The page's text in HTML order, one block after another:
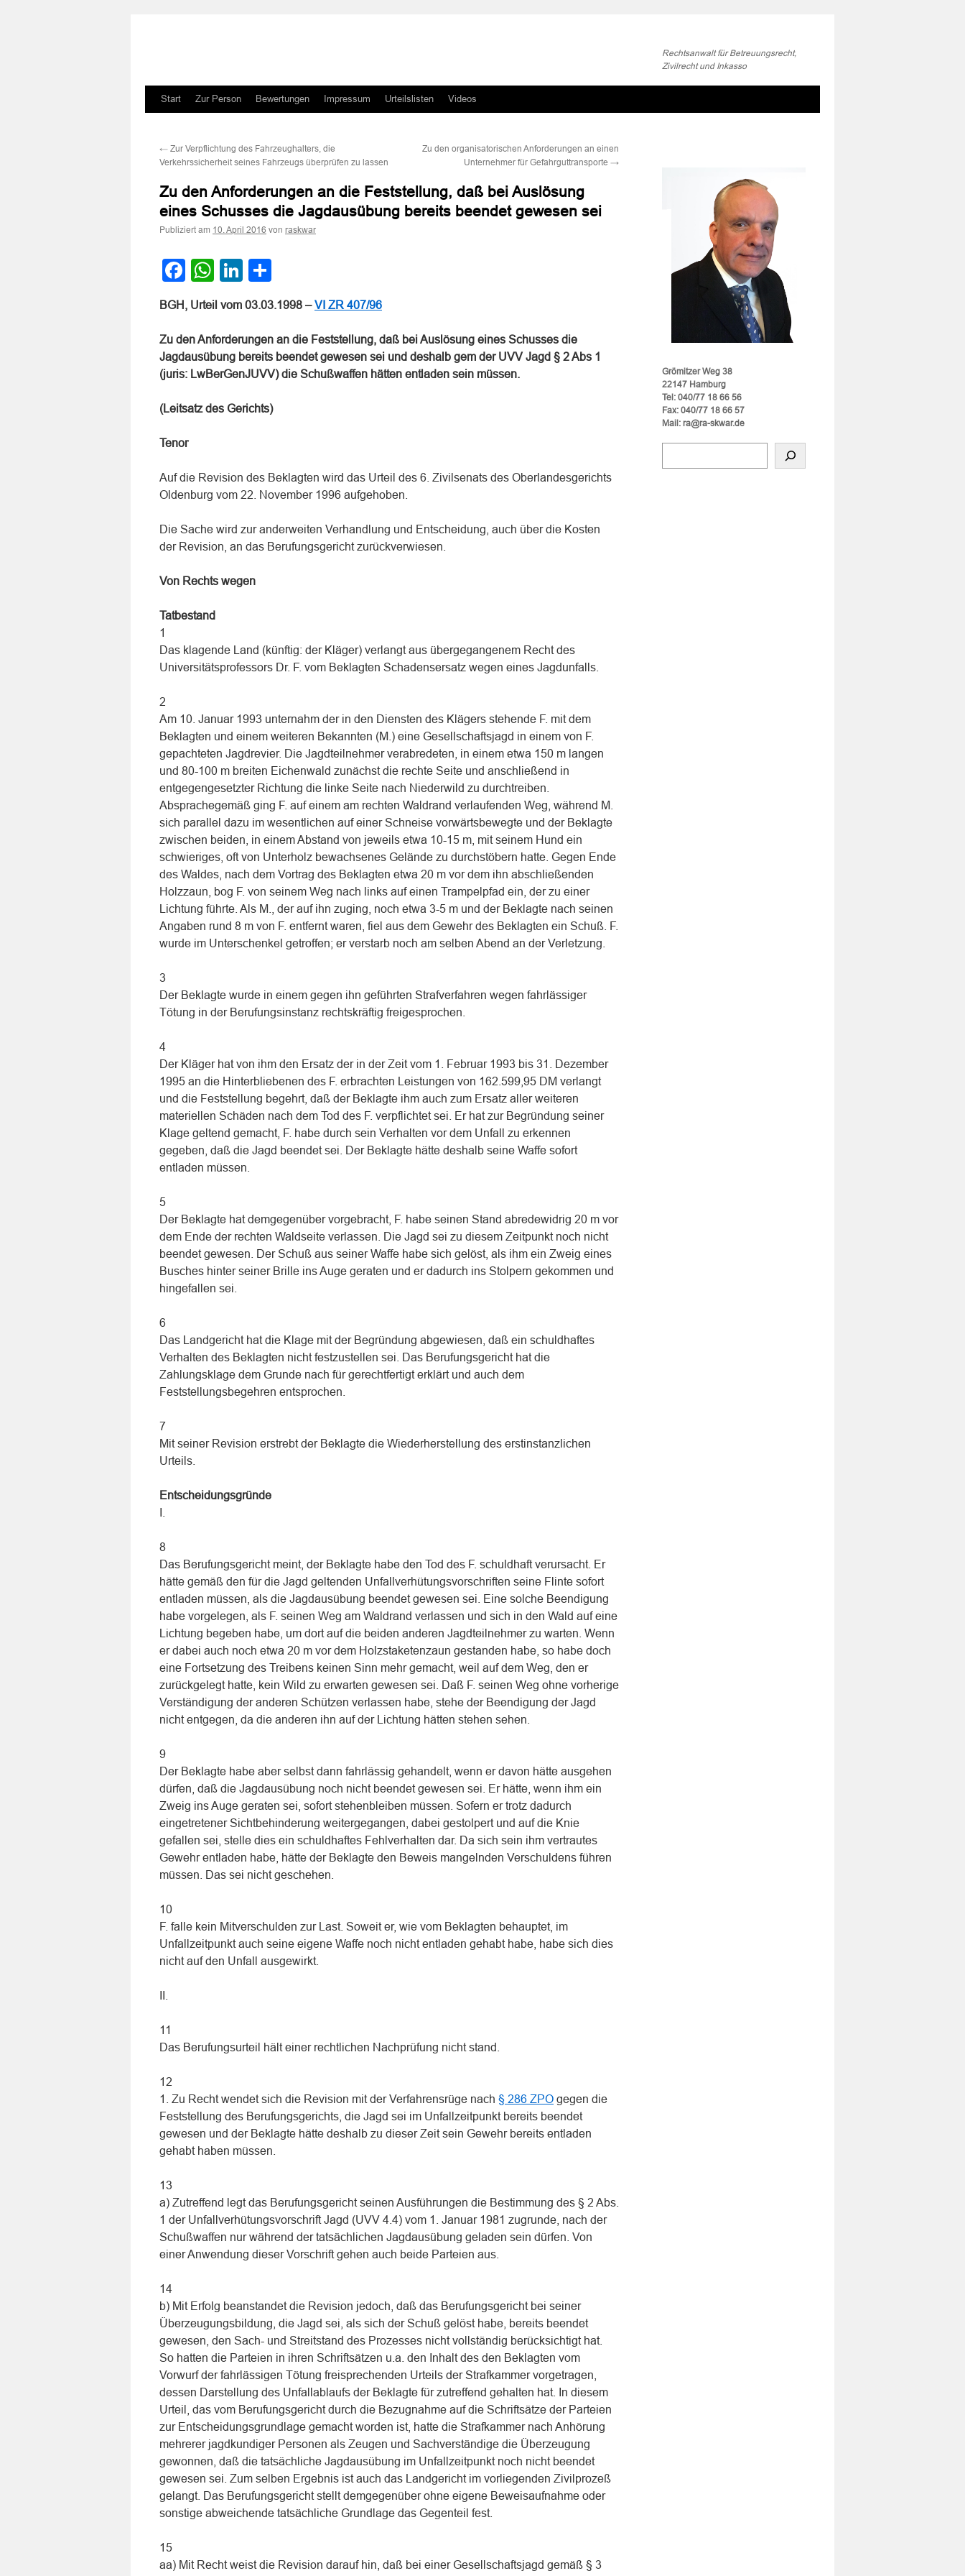
Rechtsanwalt für Betreuungsrecht,
Zivilrecht und Inkasso
Zum
springen
Start Zur Person Bewertungen Impressum Urteilslisten Videos
← Zur Verpflichtung des Fahrzeughalters, die
Verkehrssicherheit seines Fahrzeugs überprüfen zu lassen
Zu den organisatorischen Anforderungen an einen
Unternehmer für Gefahrguttransporte →
Zu den Anforderungen an die Feststellung, daß bei Auslösung
eines Schusses die Jagdausübung bereits beendet gewesen sei
Publiziert am 10. April 2016 von raskwar
Facebook
WhatsApp
LinkedIn
BGH, Urteil vom 03.03.1998 –VI ZR 407/96
Zu den Anforderungen an die Feststellung, daß bei Auslösung eines Schusses die
Jagdausübung bereits beendet gewesen sei und deshalb gem der UVV Jagd § 2 Abs 1
(juris: LwBerGenJUVV) die Schußwaffen hätten entladen sein müssen.
(Leitsatz des Gerichts)
Tenor
Auf die Revision des Beklagten wird das Urteil des 6. Zivilsenats des Oberlandesgerichts
Oldenburg vom 22. November 1996 aufgehoben.
Die Sache wird zur anderweiten Verhandlung und Entscheidung, auch über die Kosten
der Revision, an das Berufungsgericht zurückverwiesen.
Von Rechts wegen
Tatbestand
1
Das klagende Land (künftig: der Kläger) verlangt aus übergegangenem Recht des
Universitätsprofessors Dr. F. vom Beklagten Schadensersatz wegen eines Jagdunfalls.
2
Am 10. Januar 1993 unternahm der in den Diensten des Klägers stehende F. mit dem
Beklagten und einem weiteren Bekannten (M.) eine Gesellschaftsjagd in einem von F.
gepachteten Jagdrevier. Die Jagdteilnehmer verabredeten, in einem etwa 150 m langen
und 80-100 m breiten Eichenwald zunächst die rechte Seite und anschließend in
entgegengesetzter Richtung die linke Seite nach Niederwild zu durchtreiben.
Absprachegemäß ging F. auf einem am rechten Waldrand verlaufenden Weg, während M.
sich parallel dazu im wesentlichen auf einer Schneise vorwärtsbewegte und der Beklagte
zwischen beiden, in einem Abstand von jeweils etwa 10-15 m, mit seinem Hund ein
schwieriges, oft von Unterholz bewachsenes Gelände zu durchstöbern hatte. Gegen Ende
des Waldes, nach dem Vortrag des Beklagten etwa 20 m vor dem ihn abschließenden
Holzzaun, bog F. von seinem Weg nach links auf einen Trampelpfad ein, der zu einer
Lichtung führte. Als M., der auf ihn zuging, noch etwa 3-5 m und der Beklagte nach seinen
Angaben rund 8 m von F. entfernt waren, fiel aus dem Gewehr des Beklagten ein Schuß. F.
wurde im Unterschenkel getroffen; er verstarb noch am selben Abend an der Verletzung.
3
Der Beklagte wurde in einem gegen ihn geführten Strafverfahren wegen fahrlässiger
Tötung in der Berufungsinstanz rechtskräftig freigesprochen.
4
Der Kläger hat von ihm den Ersatz der in der Zeit vom 1. Februar 1993 bis 31. Dezember
1995 an die Hinterbliebenen des F. erbrachten Leistungen von 162.599,95 DM verlangt
und die Feststellung begehrt, daß der Beklagte ihm auch zum Ersatz aller weiteren
materiellen Schäden nach dem Tod des F. verpflichtet sei. Er hat zur Begründung seiner
Klage geltend gemacht, F. habe durch sein Verhalten vor dem Unfall zu erkennen
gegeben, daß die Jagd beendet sei. Der Beklagte hätte deshalb seine Waffe sofort
entladen müssen.
5
Der Beklagte hat demgegenüber vorgebracht, F. habe seinen Stand abredewidrig 20 m vor
dem Ende der rechten Waldseite verlassen. Die Jagd sei zu diesem Zeitpunkt noch nicht
beendet gewesen. Der Schuß aus seiner Waffe habe sich gelöst, als ihm ein Zweig eines
Busches hinter seiner Brille ins Auge geraten und er dadurch ins Stolpern gekommen und
hingefallen sei.
6
Das Landgericht hat die Klage mit der Begründung abgewiesen, daß ein schuldhaftes
Verhalten des Beklagten nicht festzustellen sei. Das Berufungsgericht hat die
Zahlungsklage dem Grunde nach für gerechtfertigt erklärt und auch dem
Feststellungsbegehren entsprochen.
7
Mit seiner Revision erstrebt der Beklagte die Wiederherstellung des erstinstanzlichen
Urteils.
Entscheidungsgründe
8
Das Berufungsgericht meint, der Beklagte habe den Tod des F. schuldhaft verursacht. Er
hätte gemäß den für die Jagd geltenden Unfallverhütungsvorschriften seine Flinte sofort
entladen müssen, als die Jagdausübung beendet gewesen sei. Eine solche Beendigung
habe vorgelegen, als F. seinen Weg am Waldrand verlassen und sich in den Wald auf eine
Lichtung begeben habe, um dort auf die beiden anderen Jagdteilnehmer zu warten. Wenn
er dabei auch noch etwa 20 m vor dem Holzstaketenzaun gestanden habe, so habe doch
eine Fortsetzung des Treibens keinen Sinn mehr gemacht, weil auf dem Weg, den er
zurückgelegt hatte, kein Wild zu erwarten gewesen sei. Daß F. seinen Weg ohne vorherige
Verständigung der anderen Schützen verlassen habe, stehe der Beendigung der Jagd
nicht entgegen, da die anderen ihn auf der Lichtung hätten stehen sehen.
9
Der Beklagte habe aber selbst dann fahrlässig gehandelt, wenn er davon hätte ausgehen
dürfen, daß die Jagdausübung noch nicht beendet gewesen sei. Er hätte, wenn ihm ein
Zweig ins Auge geraten sei, sofort stehenbleiben müssen. Sofern er trotz dadurch
eingetretener Sichtbehinderung weitergegangen, dabei gestolpert und auf die Knie
gefallen sei, stelle dies ein schuldhaftes Fehlverhalten dar. Da sich sein ihm vertrautes
Gewehr entladen habe, hätte der Beklagte den Beweis mangelnden Verschuldens führen
müssen. Das sei nicht geschehen.
10
F. falle kein Mitverschulden zur Last. Soweit er, wie vom Beklagten behauptet, im
Unfallzeitpunkt auch seine eigene Waffe noch nicht entladen gehabt habe, habe sich dies
nicht auf den Unfall ausgewirkt.
11
Das Berufungsurteil hält einer rechtlichen Nachprüfung nicht stand.
12
1. Zu Recht wendet sich die Revision mit der Verfahrensrüge nach § 286 ZPO gegen die
Feststellung des Berufungsgerichts, die Jagd sei im Unfallzeitpunkt bereits beendet
gewesen und der Beklagte hätte deshalb zu dieser Zeit sein Gewehr bereits entladen
gehabt haben müssen.
13
a) Zutreffend legt das Berufungsgericht seinen Ausführungen die Bestimmung des § 2 Abs.
1 der Unfallverhütungsvorschrift Jagd (UVV 4.4) vom 1. Januar 1981 zugrunde, nach der
Schußwaffen nur während der tatsächlichen Jagdausübung geladen sein dürfen. Von
einer Anwendung dieser Vorschrift gehen auch beide Parteien aus.
14
b) Mit Erfolg beanstandet die Revision jedoch, daß das Berufungsgericht bei seiner
Überzeugungsbildung, die Jagd sei, als sich der Schuß gelöst habe, bereits beendet
gewesen, den Sach- und Streitstand des Prozesses nicht vollständig berücksichtigt hat.
So hatten die Parteien in ihren Schriftsätzen u.a. den Inhalt des den Beklagten vom
Vorwurf der fahrlässigen Tötung freisprechenden Urteils der Strafkammer vorgetragen,
dessen Darstellung des Unfallablaufs der Beklagte für zutreffend gehalten hat. In diesem
Urteil, das vom Berufungsgericht durch die Bezugnahme auf die Schriftsätze der Parteien
zur Entscheidungsgrundlage gemacht worden ist, hatte die Strafkammer nach Anhörung
mehrerer jagdkundiger Personen als Zeugen und Sachverständige die Überzeugung
gewonnen, daß die tatsächliche Jagdausübung im Unfallzeitpunkt noch nicht beendet
gewesen sei. Zum selben Ergebnis ist auch das Landgericht im vorliegenden Zivilprozeß
gelangt. Das Berufungsgericht stellt demgegenüber ohne eigene Beweisaufnahme oder
sonstige abweichende tatsächliche Grundlage das Gegenteil fest.
15
aa) Mit Recht weist die Revision darauf hin, daß bei einer Gesellschaftsjagd gemäß § 3
Grömitzer Weg 38
22147 Hamburg
Tel: 040/77 18 66 56
Fax: 040/77 18 66 57
Mail: ra@ra-skwar.de